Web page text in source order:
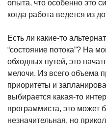
опыта, что особенно это
когда работа ведется из
Есть ли какие-то
“состояние потока”? На
обходных путей, это
мелочи. Из всего объема
приоритеты и
выбирается какая-то
программиста, это может
незначительная, но